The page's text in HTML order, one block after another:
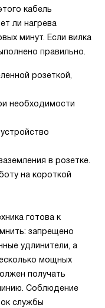
кабель
ли нагрева
минут. Если вилка
правильно.
розеткой,
необходимости
в розетке.
на короткой
готова к
запрещено
удлинители, а
мощных
получать
Соблюдение
службы